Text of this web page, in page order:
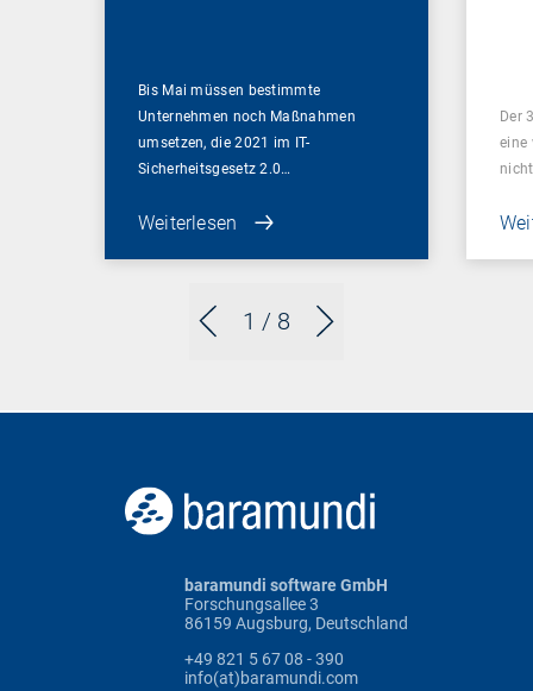
1 / 8
Bis Mai müssen bestimmte
Unternehmen noch Maßnahmen
umsetzen, die 2021 im IT-
Sicherheitsgesetz 2.0…
Weiterlesen
Der
eine
baramundi software GmbH
Forschungsallee 3
86159 Augsburg, Deutschland
+49 821 5 67 08 - 390
info(at)baramundi.com